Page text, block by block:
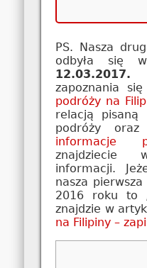
PS. Nasza
odbyła się
12.03.2017
zapoznania
podróży na
relacją pisaną
podróży
informacje
znajdziecie
informacji.
nasza
2016 roku to
znajdzie w
na Filipiny –